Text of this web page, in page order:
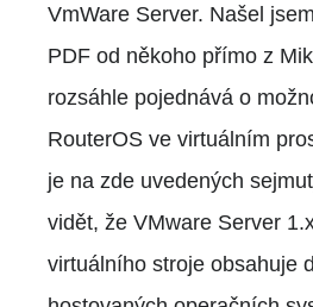
VmWare Server. Našel
PDF od někoho přímo z
rozsáhle pojednává o
RouterOS ve virtuálním
je na zde uvedených
vidět, že VMware Server
virtuálního stroje obsahuje